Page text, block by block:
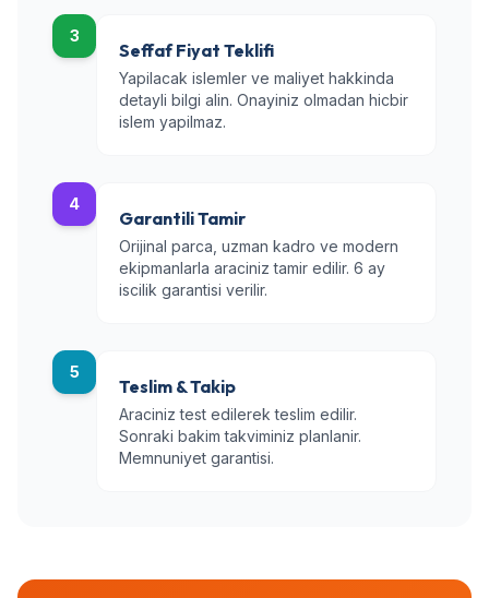
3
Seffaf Fiyat Teklifi
Yapilacak islemler ve maliyet hakkinda
detayli bilgi alin. Onayiniz olmadan hicbir
islem yapilmaz.
4
Garantili Tamir
Orijinal parca, uzman kadro ve modern
ekipmanlarla araciniz tamir edilir. 6 ay
iscilik garantisi verilir.
5
Teslim & Takip
Araciniz test edilerek teslim edilir.
Sonraki bakim takviminiz planlanir.
Memnuniyet garantisi.